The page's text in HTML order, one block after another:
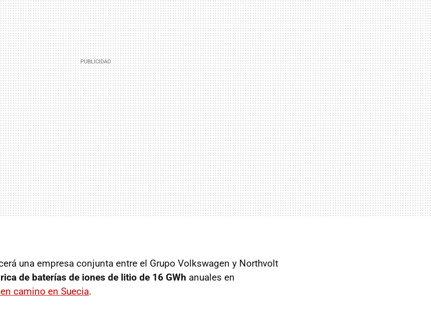
una empresa conjunta entre el Grupo Volkswagen y Northvolt
de baterías de iones de litio de 16 GWh anuales en
camino en Suecia.